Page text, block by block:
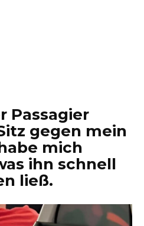
Passagier
gegen mein
mich
ihn schnell
ließ.